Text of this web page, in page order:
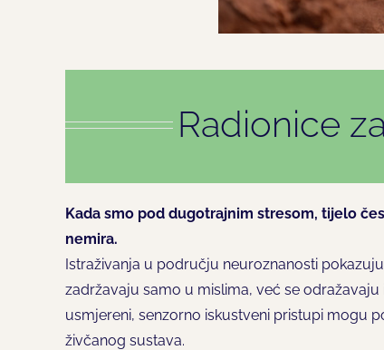
Radionice
Kada smo pod dugotrajnim stresom, tijelo
nemira.
Istraživanja u području neuroznanosti
zadržavaju samo u mislima, već se
usmjereni, senzorno iskustveni pristupi mogu
živčanog sustava.